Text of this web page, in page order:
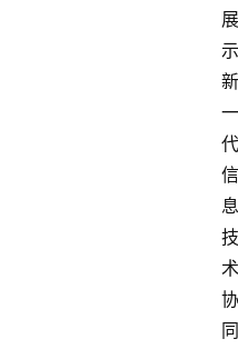
展
示
新
一
代
信
息
技
术
协
同